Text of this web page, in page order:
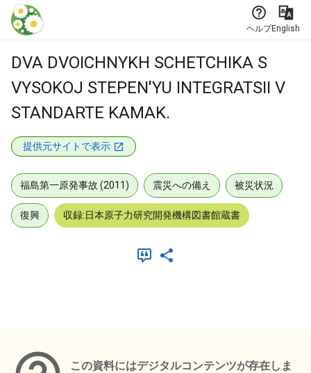
本文に飛ぶ
ヘルプEnglish
DVA DVOICHNYKH SCHETCHIKA S
VYSOKOJ STEPEN'YU INTEGRATSII V
STANDARTE KAMAK.
提供元サイトで表示
福島第一原発事故 (2011) 震災への備え 被災状況
復興 収録:日本原子力研究開発機構図書館蔵書
この資料にはデジタルコンテンツが存在しま